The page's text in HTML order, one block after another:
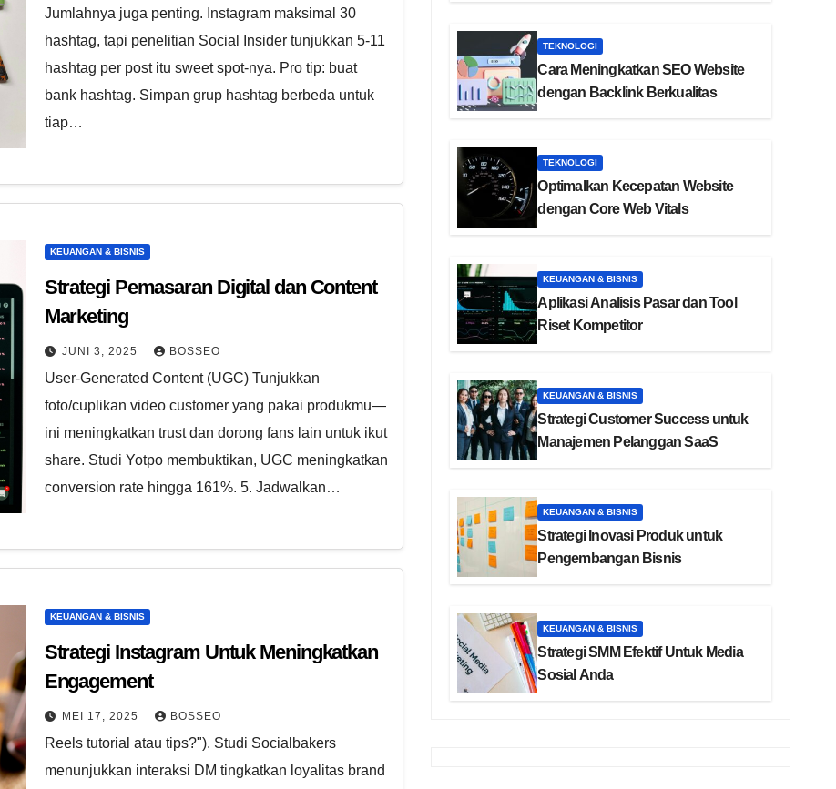
Jumlahnya juga penting. Instagram maksimal 30
hashtag, tapi penelitian Social Insider tunjukkan 5-11
hashtag per post itu sweet spot-nya. Pro tip: buat
bank hashtag. Simpan grup hashtag berbeda untuk
tiap…
KEUANGAN & BISNIS
Strategi Pemasaran Digital dan Content
Marketing
JUNI 3, 2025 BOSSEO
User-Generated Content (UGC) Tunjukkan
foto/cuplikan video customer yang pakai produkmu—
ini meningkatkan trust dan dorong fans lain untuk ikut
share. Studi Yotpo membuktikan, UGC meningkatkan
conversion rate hingga 161%. 5. Jadwalkan…
KEUANGAN & BISNIS
Strategi Instagram Untuk Meningkatkan
Engagement
MEI 17, 2025 BOSSEO
Reels tutorial atau tips?"). Studi Socialbakers
menunjukkan interaksi DM tingkatkan loyalitas brand
TEKNOLOGI
Cara Meningkatkan SEO Website
dengan Backlink Berkualitas
TEKNOLOGI
Optimalkan Kecepatan Website
dengan Core Web Vitals
KEUANGAN & BISNIS
Aplikasi Analisis Pasar dan Tool
Riset Kompetitor
KEUANGAN & BISNIS
Strategi Customer Success untuk
Manajemen Pelanggan SaaS
KEUANGAN & BISNIS
Strategi Inovasi Produk untuk
Pengembangan Bisnis
KEUANGAN & BISNIS
Strategi SMM Efektif Untuk Media
Sosial Anda